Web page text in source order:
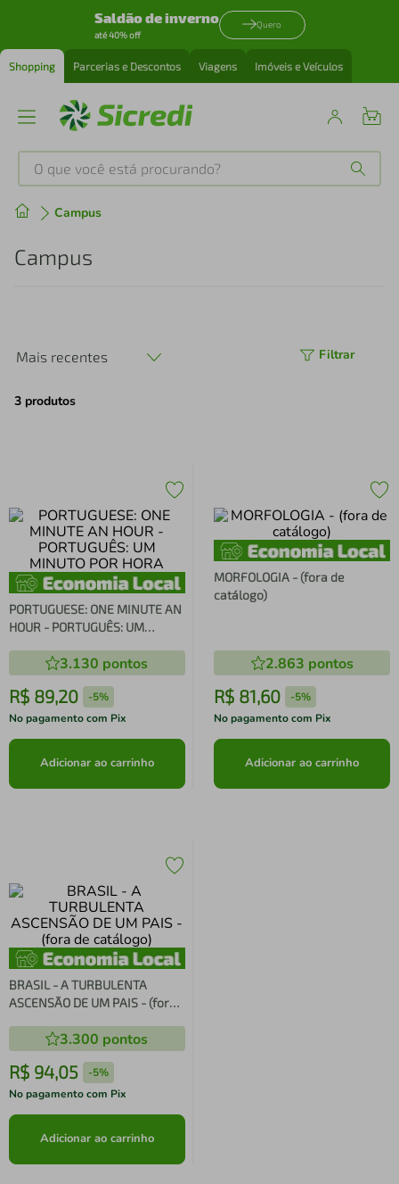
Saldão de inverno
até 40% off
Quero
Shopping Parcerias e Descontos Viagens Imóveis e Veículos
O que você está procurando?
Campus
Campus
Mais recentes Filtrar
3 produtos
PORTUGUESE: ONE MINUTE AN
HOUR - PORTUGUÊS: UM
3.130 pontos
R$ 89,20 -5%
No pagamento com Pix
Adicionar ao carrinho
MORFOLOGIA - (fora de
catálogo)
2.863 pontos
R$ 81,60 -5%
No pagamento com Pix
Adicionar ao carrinho
BRASIL - A TURBULENTA
ASCENSÃO DE UM PAIS - (fora
3.300 pontos
R$ 94,05 -5%
No pagamento com Pix
Adicionar ao carrinho
Produtos mais buscados
perfume
4º air fryer